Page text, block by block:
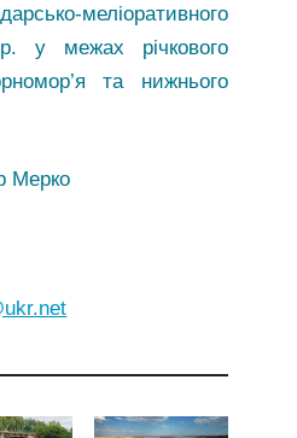
меліоративного
у межах річкового
та нижнього
Мерко